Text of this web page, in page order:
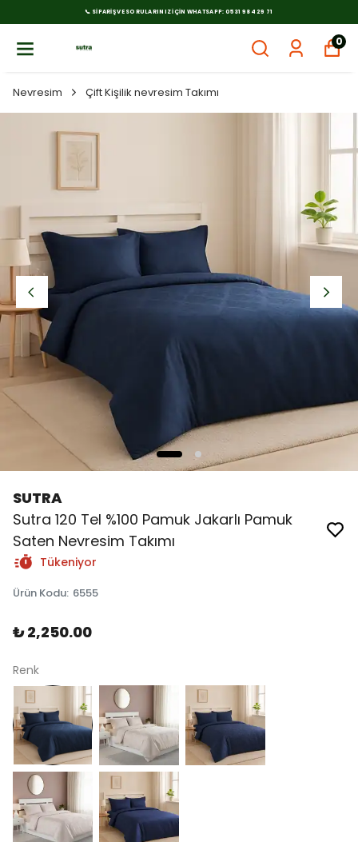
📞 SIPARIŞ VE SORULARINIZ İÇIN WHATSAPP: 0531 984 29 71
0
Nevresim Çift Kişilik nevresim Takımı
SUTRA
Sutra 120 Tel %100 Pamuk Jakarlı Pamuk
Saten Nevresim Takımı
Tükeniyor
Ürün Kodu: 6555
₺ 2,250.00
Renk